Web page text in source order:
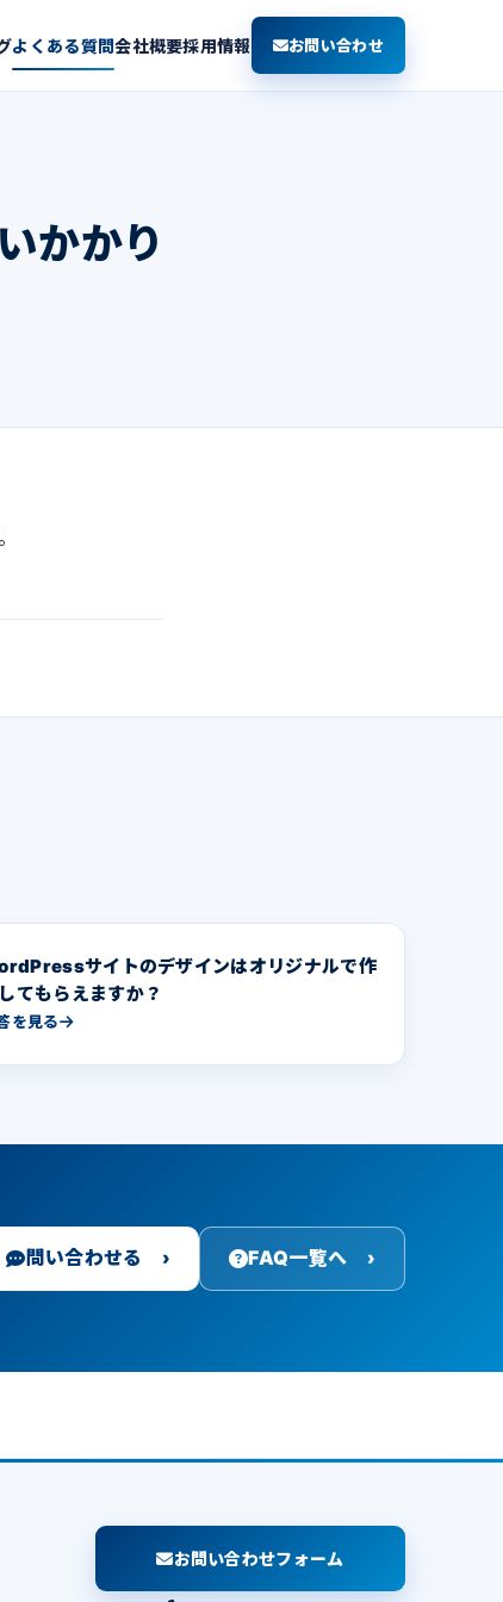
よくある質問会社概要採用情報 お問い合わせ
かかり
サイトのデザインはオリジナルで作
てもらえますか？
を見る
問い合わせる › FAQ一覧へ ›
お問い合わせフォーム